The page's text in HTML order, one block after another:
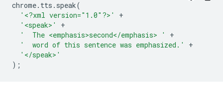
chrome. tts . speak(
'<?xml version="1.0"?>'
+
'<speak>'
+
'  The <emphasis>second</emphasis> '
+
'  word of this sentence was emphasized.'
+
'</speak>'
);